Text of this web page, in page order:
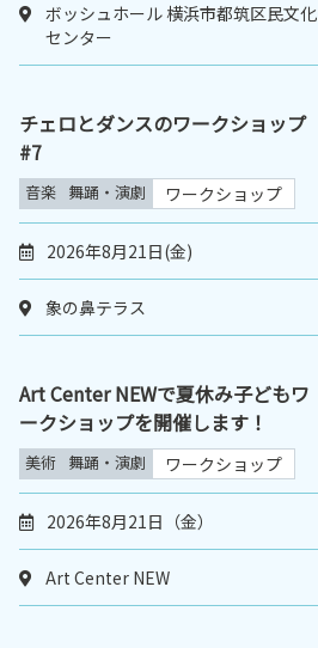
ボッシュホール 横浜市都筑区民文化
センター
チェロとダンスのワークショップ
#7
音楽 舞踊・演劇 ワークショップ
2026年8月21日(金)
象の鼻テラス
Art Center NEWで夏休み子どもワ
ークショップを開催します！
美術 舞踊・演劇 ワークショップ
2026年8月21日（金）
Art Center NEW